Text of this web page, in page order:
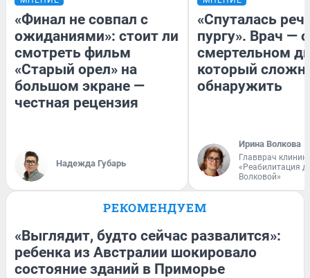
«Финал не совпал с
ожиданиями»: стоит ли
смотреть фильм
«Старый орел» на
большом экране —
честная рецензия
Надежда Губарь
«Спуталась
пургу». Врач — о
смертельном
который
обнаружить
Ирина Волкова
Главврач
«Реабилитация
Волковой»
РЕКОМЕНДУЕМ
«Выглядит, будто сейчас развалится»:
ребенка из Австралии шокировало
состояние зданий в Приморье